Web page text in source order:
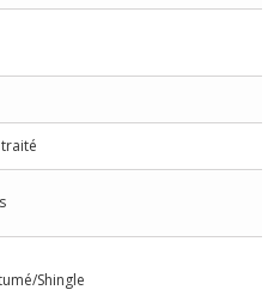
Shingle